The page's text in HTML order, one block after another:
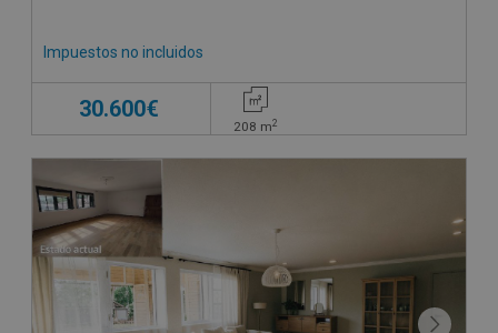
Impuestos no incluidos
30.600€
208 m2